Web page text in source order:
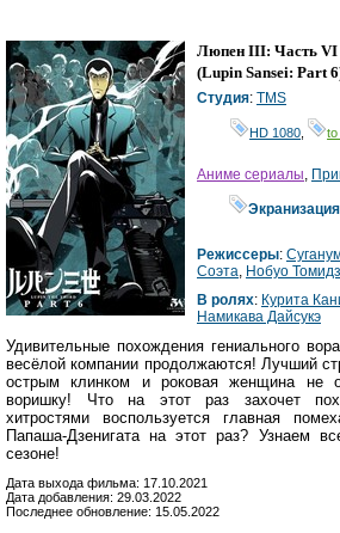
Люпен III: Часть VI
(Lupin Sansei: Part 6
Студия: TMS
HD 1080 to
Аниме сериалы,
Режиссеры:
Соэта, Нобуо
В ролях: Курита
Намикава Дайсукэ
Удивительные похождения гениального
весёлой компании продолжаются! Лучший
острым клинком и роковая женщина не
воришку! Что на этот раз захочет
хитростями воспользуется главная
Папаша-Дзенигата на этот раз? Узнаем
сезоне!
Дата выхода фильма: 17.10.2021
Дата добавления: 29.03.2022
Последнее обновление: 15.05.2022